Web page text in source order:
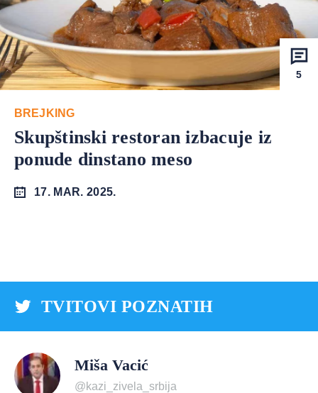
5
BREJKING
Skupštinski restoran izbacuje iz
ponude dinstano meso
17. MAR. 2025.
TVITOVI POZNATIH
Miša Vacić
@kazi_zivela_srbija